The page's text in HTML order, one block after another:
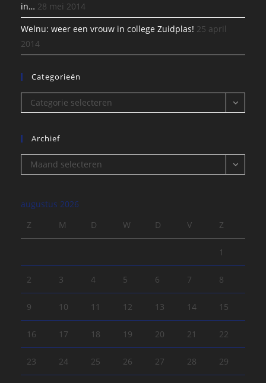
in… 28 mei 2014
Welnu: weer een vrouw in college Zuidplas! 25 april
2014
Categorieën
Categorieën
Categorie selecteren
Archief
Archief
Maand selecteren
augustus 2026
Z
M D W D V Z
1
2 3 4 5 6 7 8
9 10 11 12 13 14 15
16 17 18 19 20 21 22
23 24 25 26 27 28 29